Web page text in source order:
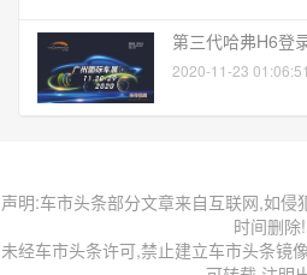
第三代哈弗H6登
2020-11-23 01:06:51
声明:车市头条部分文章来自互联网,如
时间删除!
未经车市头条许可,禁止建立车市头条镜